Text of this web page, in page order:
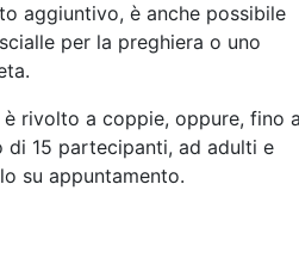
aggiuntivo, è anche possibile
per la preghiera o uno
è rivolto a coppie, oppure, fino a
di 15 partecipanti, ad adulti e
su appuntamento.